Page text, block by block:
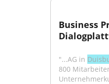
Business
"...AG in
800